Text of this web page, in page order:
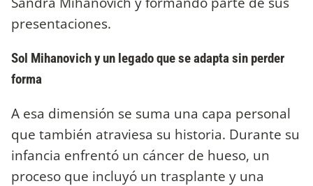
presentaciones.
Sol Mihanovich y un legado que se adapta sin perder
forma
A esa dimensión se suma una capa personal
que también atraviesa su historia. Durante su
infancia enfrentó un cáncer de hueso, un
proceso que incluyó un trasplante y una